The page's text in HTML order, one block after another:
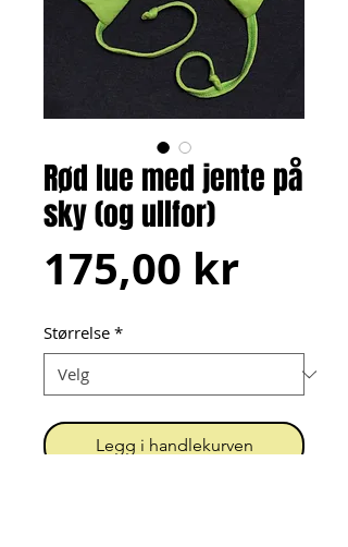
Rød lue med jente på
sky (og ullfor)
175,00 krPris
Størrelse *
Legg i handlekurven